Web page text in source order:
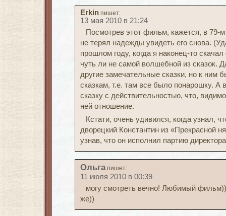
Erkin пишет:
13 мая 2010 в 21:24
Посмотрев этот фильм, кажется, в 79-
не терял надежды увидеть его снова.
прошлом году, когда я наконец-то
чуть ли не самой волшебной из сказок.
другие замечательные сказки, но к ним
сказкам, т.е. там все было понарошку. А
сказку с действительностью, что,
ней отношение.
Кстати, очень удивился, когда узнал,
дворецкий Константин из «Прекрасной
узнав, что он исполнил партию
Ольга пишет:
11 июля 2010 в 00:39
могу смотреть вечно! Любимый
же))